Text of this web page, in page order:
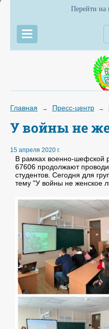
Перейти на
Главная → Пресс-центр →
У войны не
15 апреля 2020 г.
В рамках военно-шефской
67606 продолжают
студентов. Сегодня для
тему "У войны не женское